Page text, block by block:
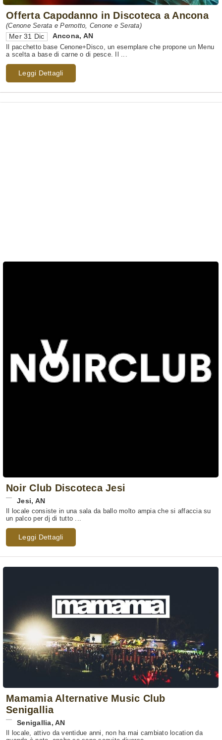
Offerta Capodanno in Discoteca a Ancona
(Cenone Serata e Pernotto, Cenone e Serata)
Mer 31 Dic Ancona, AN
Il pacchetto base Cenone+Disco, un esemplare che propone un Menu
a scelta a base di carne o di pesce. Il ...
Leggi Dettagli
Noir Club Discoteca Jesi
Jesi, AN
Il locale consiste in una sala da ballo molto ampia che si affaccia su
un palco per dj di tutto ...
Leggi Dettagli
Mamamia Alternative Music Club
Senigallia
Senigallia, AN
Il locale, attivo da ventidue anni, non ha mai cambiato location da